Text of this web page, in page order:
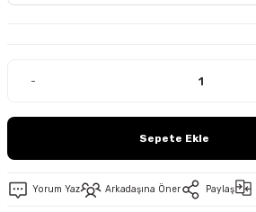
-
Sepete Ekle
Yorum Yaz Arkadaşına Öner Paylaş